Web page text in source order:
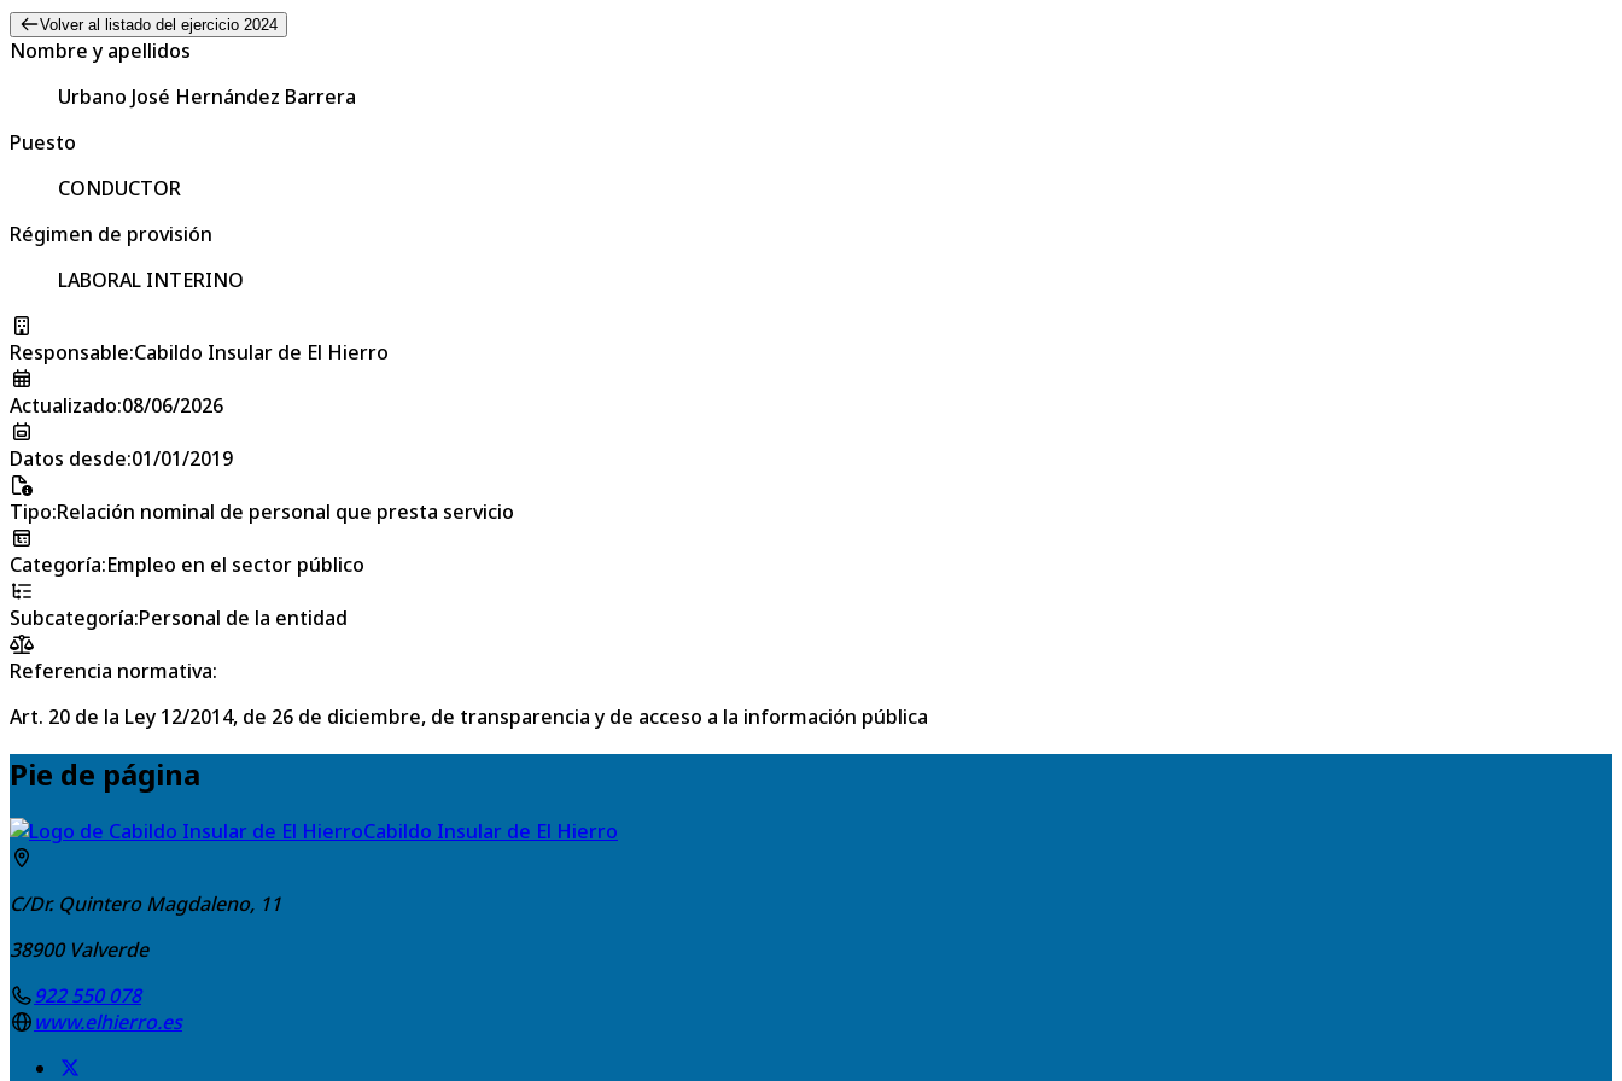
Volver al listado del ejercicio 2024
Nombre y apellidos
Urbano José Hernández Barrera
Puesto
CONDUCTOR
Régimen de provisión
LABORAL INTERINO
Responsable:Cabildo Insular de El Hierro
Actualizado:08/06/2026
Datos desde:01/01/2019
Tipo:Relación nominal de personal que presta servicio
Categoría:Empleo en el sector público
Subcategoría:Personal de la entidad
Referencia normativa:
Art. 20 de la Ley 12/2014, de 26 de diciembre, de transparencia y de acceso a la información pública
Pie de página
Cabildo Insular de El Hierro
C/Dr. Quintero Magdaleno, 11
38900 Valverde
922 550 078
www.elhierro.es